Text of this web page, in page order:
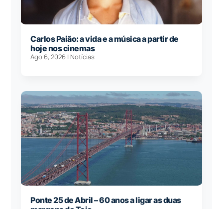
Carlos Paião: a vida e a música a partir de
hoje nos cinemas
Ago 6, 2026 | Notícias
Ponte 25 de Abril – 60 anos a ligar as duas